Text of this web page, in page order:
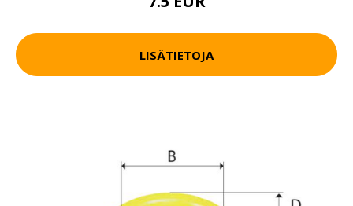
LISÄTIETOJA